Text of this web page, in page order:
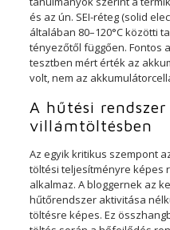
és az ún. SEI-réteg (solid
általában 80–120°C közötti
tényezőtől függően. Fontos
tesztben mért érték az
volt, nem az
A hűtési rendszer
villámtöltésben
Az egyik kritikus szempont
töltési teljesítményre
alkalmaz. A bloggernek az
hűtőrendszer aktivitása
töltésre képes. Ez